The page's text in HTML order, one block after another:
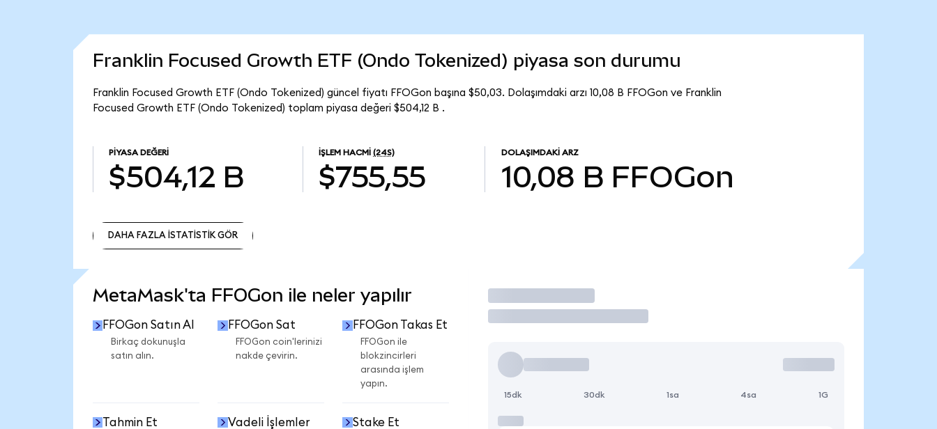
Franklin Focused Growth ETF (Ondo Tokenized) piyasa son durumu
Franklin Focused Growth ETF (Ondo Tokenized) güncel fiyatı FFOGon başına $50,03. Dolaşımdaki arzı 10,08 B FFOGon ve Franklin
Focused Growth ETF (Ondo Tokenized) toplam piyasa değeri $504,12 B .
PIYASA DEĞERI
$504,12 B
İŞLEM HACMI (24S)
$755,55
DOLAŞIMDAKI ARZ
10,08 B FFOGon
DAHA FAZLA İSTATİSTİK GÖR
MetaMask'ta FFOGon ile neler yapılır
FFOGon Satın Al
Birkaç dokunuşla
satın alın.
FFOGon Sat
FFOGon coin'lerinizi
nakde çevirin.
FFOGon Takas Et
FFOGon ile
blokzincirleri
arasında işlem
yapın.
Tahmin Et Vadeli İşlemler Stake Et
İşlem Yap
15dk 30dk 1sa 4sa 1G